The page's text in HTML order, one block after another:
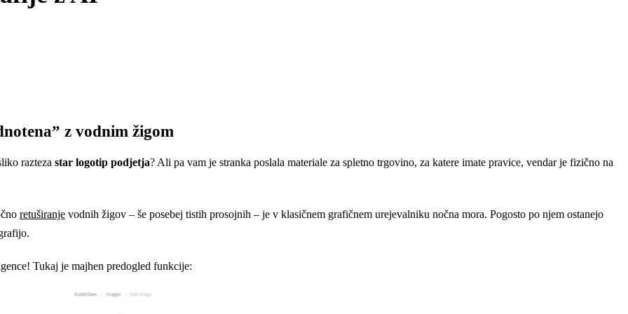
z vodnim žigom
razteza star logotip podjetja? Ali pa vam je stranka poslala materiale za spletno trgovino, za katere imate pravice, vendar je fizično na
retuširanje vodnih žigov – še posebej tistih prosojnih – je v klasičnem grafičnem urejevalniku nočna mora. Pogosto po njem ostanejo
Tukaj je majhen predogled funkcije: